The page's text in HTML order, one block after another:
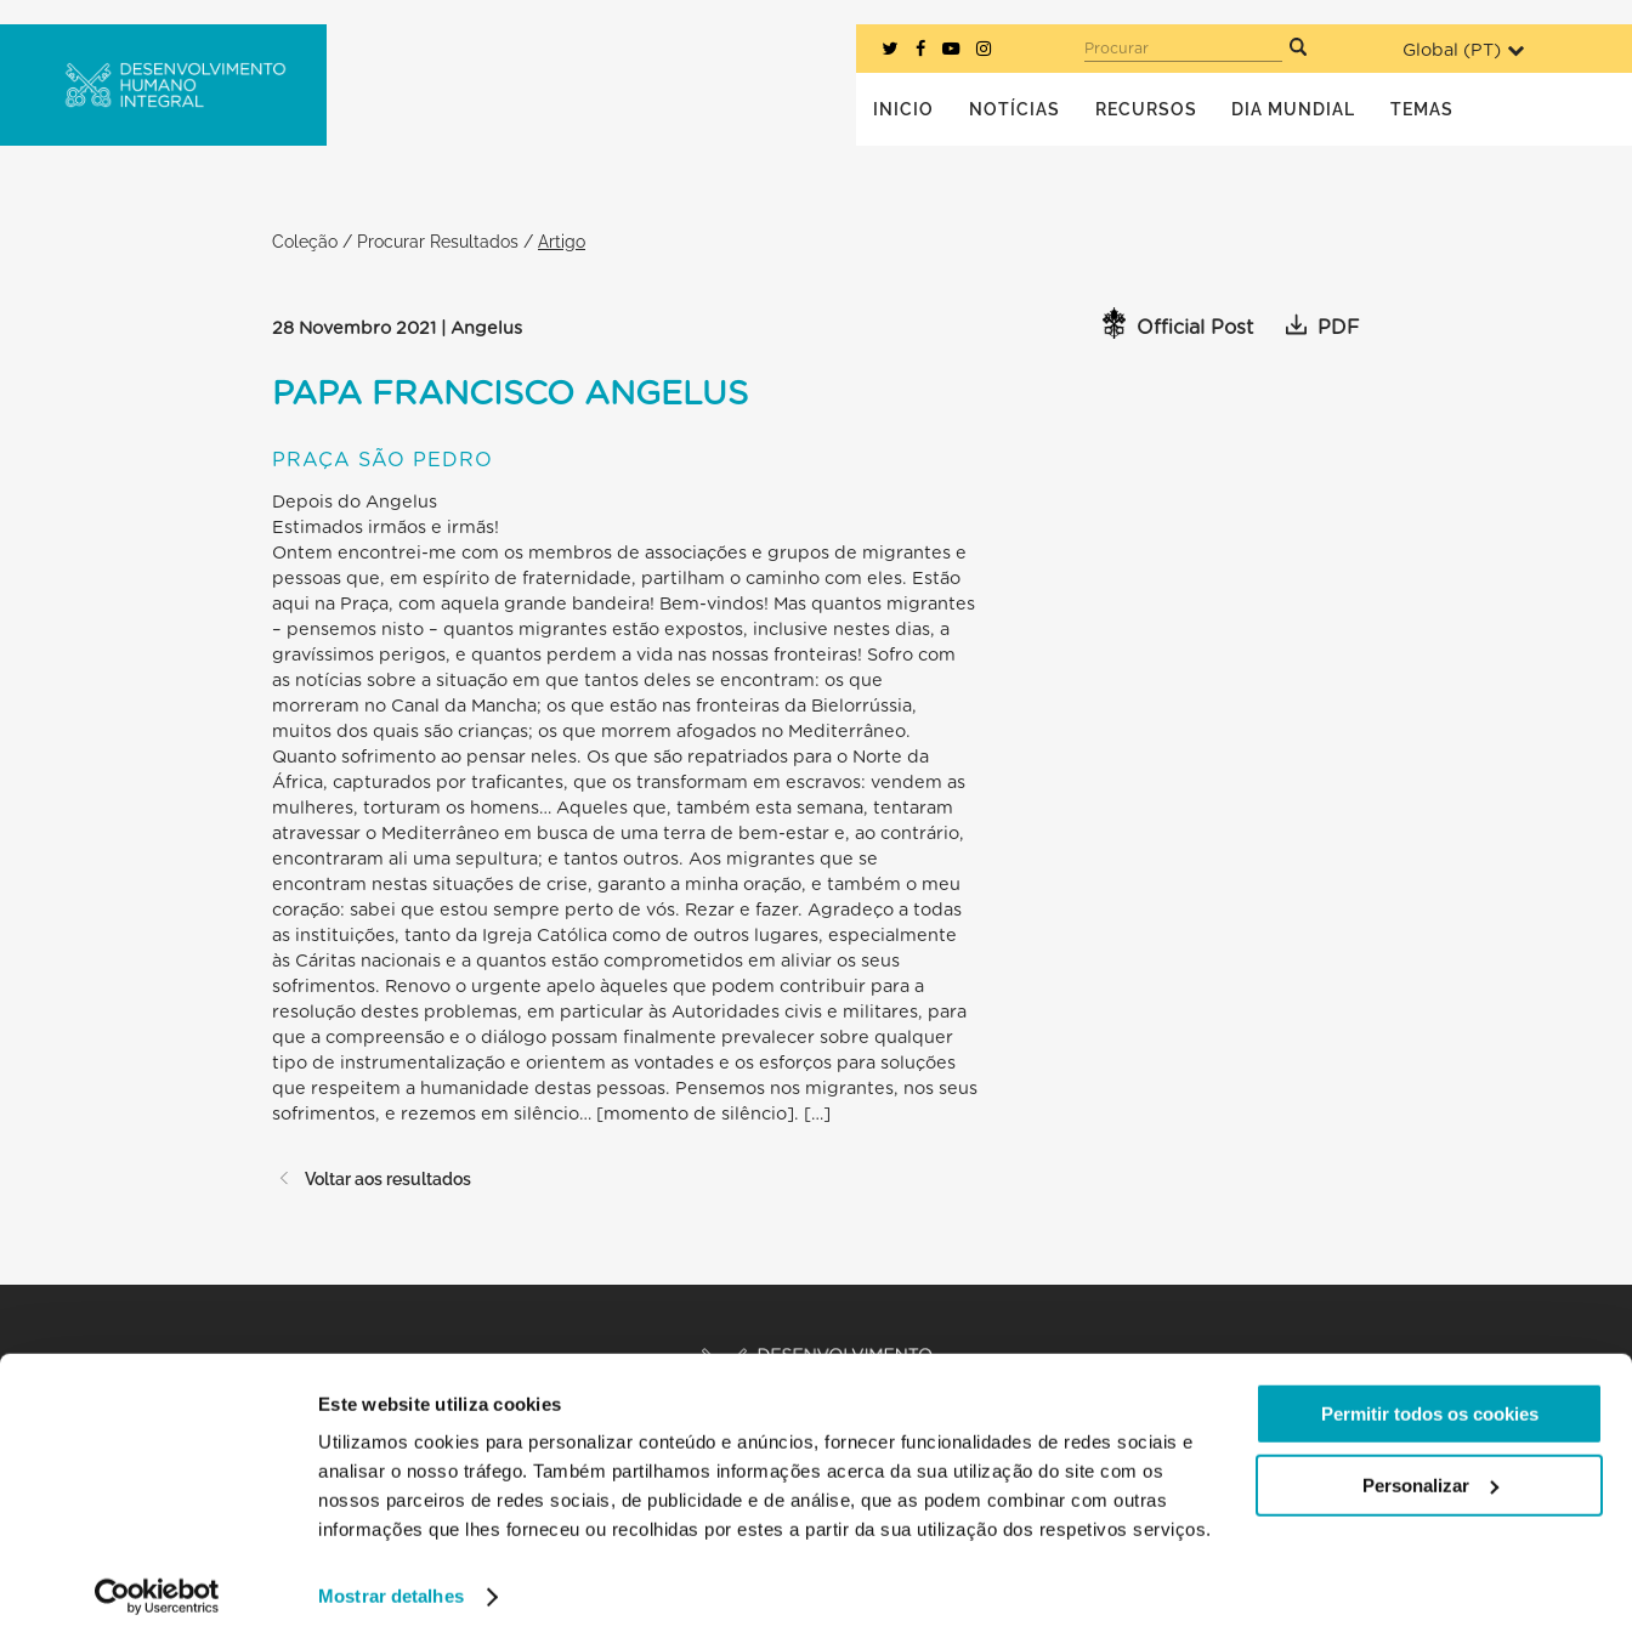
Este website utiliza cookies
Utilizamos cookies para personalizar conteúdo e anúncios, fornecer funcionalidades de redes sociais e
analisar o nosso tráfego. Também partilhamos informações acerca da sua utilização do site com os
nossos parceiros de redes sociais, de publicidade e de análise, que as podem combinar com outras
informações que lhes forneceu ou recolhidas por estes a partir da sua utilização dos respetivos serviços.
Mostrar detalhes
Permitir todos os cookies
Personalizar
Global (PT)
Procurar
INICIO NOTÍCIAS RECURSOS DIA MUNDIAL TEMAS
Coleção / Procurar Resultados / Artigo
28 Novembro 2021 | Angelus Official Post PDF
PAPA FRANCISCO ANGELUS
PRAÇA SÃO PEDRO
Depois do Angelus
Estimados irmãos e irmãs!
Ontem encontrei-me com os membros de associações e grupos de migrantes e
pessoas que, em espírito de fraternidade, partilham o caminho com eles. Estão
aqui na Praça, com aquela grande bandeira! Bem-vindos! Mas quantos migrantes
– pensemos nisto – quantos migrantes estão expostos, inclusive nestes dias, a
gravíssimos perigos, e quantos perdem a vida nas nossas fronteiras! Sofro com
as notícias sobre a situação em que tantos deles se encontram: os que
morreram no Canal da Mancha; os que estão nas fronteiras da Bielorrússia,
muitos dos quais são crianças; os que morrem afogados no Mediterrâneo.
Quanto sofrimento ao pensar neles. Os que são repatriados para o Norte da
África, capturados por traficantes, que os transformam em escravos: vendem as
mulheres, torturam os homens… Aqueles que, também esta semana, tentaram
atravessar o Mediterrâneo em busca de uma terra de bem-estar e, ao contrário,
encontraram ali uma sepultura; e tantos outros. Aos migrantes que se
encontram nestas situações de crise, garanto a minha oração, e também o meu
coração: sabei que estou sempre perto de vós. Rezar e fazer. Agradeço a todas
as instituições, tanto da Igreja Católica como de outros lugares, especialmente
às Cáritas nacionais e a quantos estão comprometidos em aliviar os seus
sofrimentos. Renovo o urgente apelo àqueles que podem contribuir para a
resolução destes problemas, em particular às Autoridades civis e militares, para
que a compreensão e o diálogo possam finalmente prevalecer sobre qualquer
tipo de instrumentalização e orientem as vontades e os esforços para soluções
que respeitem a humanidade destas pessoas. Pensemos nos migrantes, nos seus
sofrimentos, e rezemos em silêncio… [momento de silêncio]. […]
Voltar aos resultados
INÍCIO HISTÓRIAS RECURSOS